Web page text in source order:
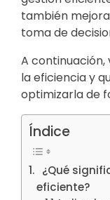
también
toma de
A
la eficiencia y
optimizarla de
Índice
¿Qué
eficiente?